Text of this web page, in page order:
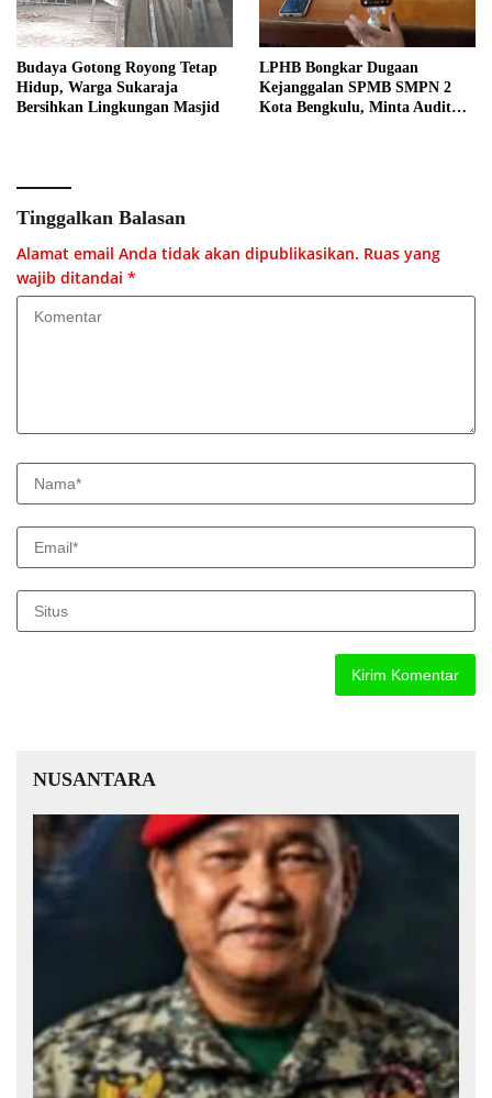
Budaya Gotong Royong Tetap
Hidup, Warga Sukaraja
Bersihkan Lingkungan Masjid
LPHB Bongkar Dugaan
Kejanggalan SPMB SMPN 2
Kota Bengkulu, Minta Audit
Tinggalkan Balasan
Alamat email Anda tidak akan dipublikasikan. Ruas yang
wajib ditandai *
NUSANTARA